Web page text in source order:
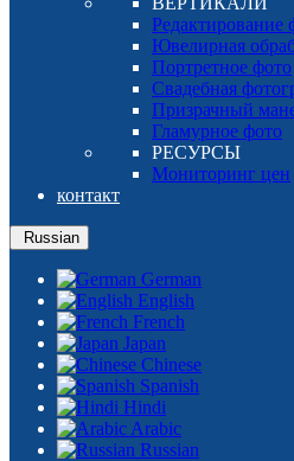
Редактирование
Ювелирная
Портретное фото
Свадебная
Призрачный
Гламурное фото
РЕСУРСЫ
Мониторинг цен
контакт
Russian
German
English
French
Japan
Chinese
Spanish
Hindi
Arabic
Russian